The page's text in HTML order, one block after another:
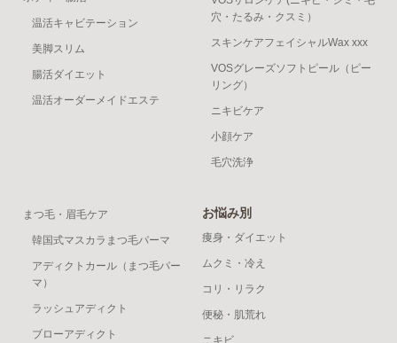
温活キャビテーション
美脚スリム
腸活ダイエット
温活オーダーメイドエステ
穴・たるみ・クスミ）
スキンケアフェイシャルWax xxx
VOSグレーズソフトピール（ピー
リング）
ニキビケア
小顔ケア
毛穴洗浄
まつ毛・眉毛ケア
韓国式マスカラまつ毛パーマ
アディクトカール（まつ毛パー
マ）
ラッシュアディクト
ブローアディクト
お悩み別
痩身・ダイエット
ムクミ・冷え
コリ・リラク
便秘・肌荒れ